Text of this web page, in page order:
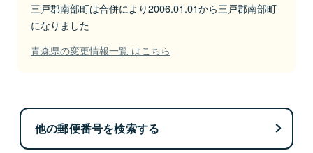
三戸郡南部町は合併により2006.01.01から三戸郡南部町
になりました
青森県の変更情報一覧 はこちら
他の郵便番号を検索する